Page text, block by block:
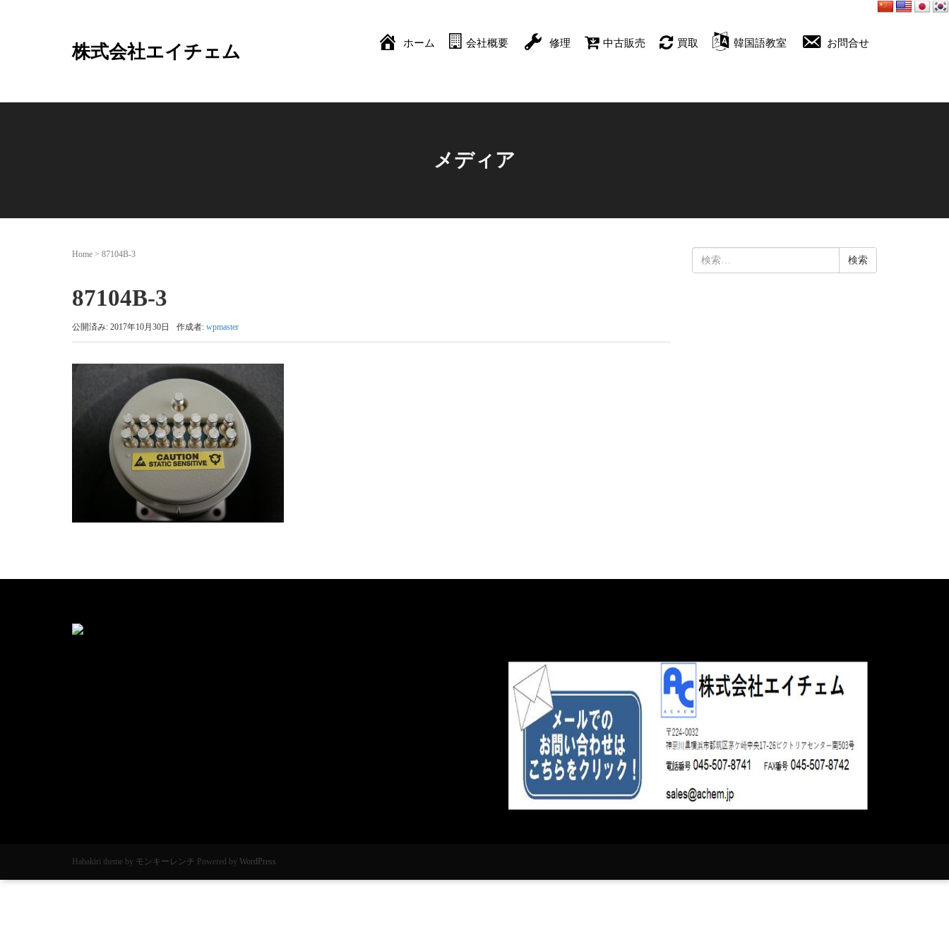
株式会社エイチェム ホーム 会社概要 修理 中古販売 買取 韓国語教室 お問合せ
メディア
Home > 87104B-3
87104B-3
公開済み: 2017年10月30日 作成者: wpmaster
索:
Habakiri theme by モンキーレンチ Powered by WordPress